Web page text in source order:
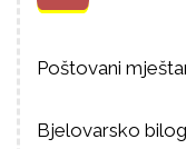
Poštovani
Bjelovarsko